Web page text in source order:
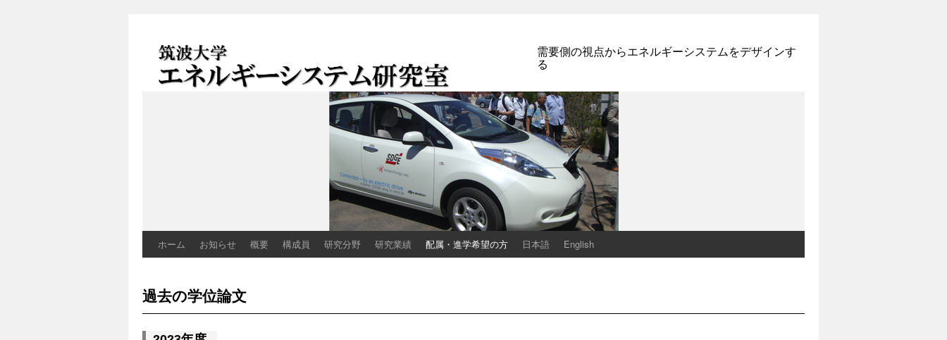
エネルギーシステム研究室
Energy Systems Laboratory
需要側の視点からエネルギーシステムをデザインす
る
テ
ホーム お知らせ 概要 構成員 研究分野 研究業績 配属・進学希望の方 日本語 English
過去の学位論文